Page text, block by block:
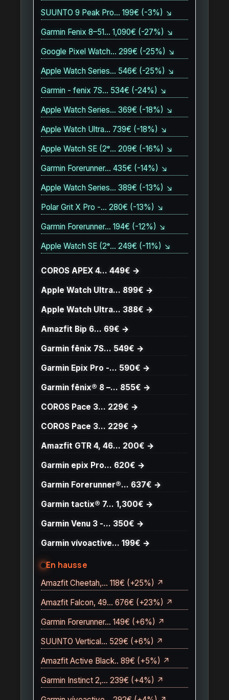
SUUNTO 9 Peak Pro… 199€ (-3%) ↘
Garmin Fenix 8–51… 1,090€ (-27%) ↘
Google Pixel Watch… 299€ (-25%) ↘
Apple Watch Series… 546€ (-25%) ↘
Garmin - fenix 7S… 534€ (-24%) ↘
Apple Watch Series… 369€ (-18%) ↘
Apple Watch Ultra… 739€ (-18%) ↘
Apple Watch SE (2ᵉ… 209€ (-16%) ↘
Garmin Forerunner… 435€ (-14%) ↘
Apple Watch Series… 389€ (-13%) ↘
Polar Grit X Pro -… 280€ (-13%) ↘
Garmin Forerunner… 194€ (-12%) ↘
Apple Watch SE (2ᵉ… 249€ (-11%) ↘
COROS APEX 4… 449€ →
Apple Watch Ultra… 899€ →
Apple Watch Ultra… 388€ →
Amazfit Bip 6… 69€ →
Garmin fēnix 7S… 549€ →
Garmin Epix Pro -… 590€ →
Garmin fēnix® 8 –… 855€ →
COROS Pace 3… 229€ →
COROS Pace 3… 229€ →
Amazfit GTR 4, 46… 200€ →
Garmin epix Pro… 620€ →
Garmin Forerunner®… 637€ →
Garmin tactix® 7… 1,300€ →
Garmin Venu 3 -… 350€ →
Garmin vívoactive… 199€ →
En hausse
Amazfit Cheetah,… 118€ (+25%) ↗
Amazfit Falcon, 49… 676€ (+23%) ↗
Garmin Forerunner… 149€ (+6%) ↗
SUUNTO Vertical… 529€ (+6%) ↗
Amazfit Active Black.. 89€ (+5%) ↗
Garmin Instinct 2,… 239€ (+4%) ↗